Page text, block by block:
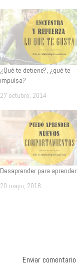
¿Qué te detiene?, ¿qué te
impulsa?
27 octubre, 2014
Desaprender para aprender
20 mayo, 2018
Enviar comentario